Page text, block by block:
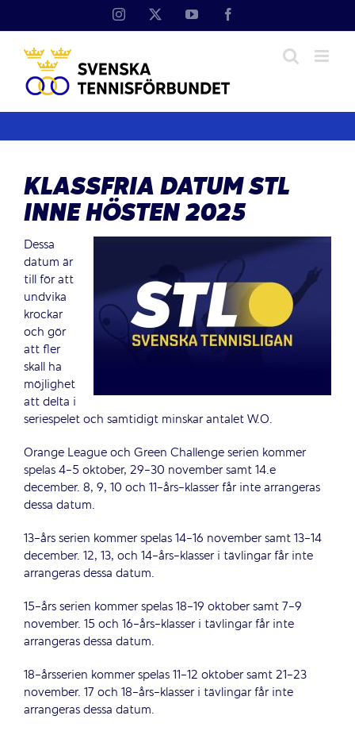
Instagram YouTube
KLASSFRIA DATUM STL
INNE HÖSTEN 2025
Dessa
datum är
till för att
undvika
krockar
och gör
att fler
skall ha
möjlighet
att delta i
seriespelet och samtidigt minskar antalet W.O.
Orange League och Green Challenge serien kommer
spelas 4-5 oktober, 29-30 november samt 14.e
december. 8, 9, 10 och 11-års-klasser får inte arrangeras
dessa datum.
13-års serien kommer spelas 14-16 november samt 13-14
december. 12, 13, och 14-års-klasser i tävlingar får inte
arrangeras dessa datum.
15-års serien kommer spelas 18-19 oktober samt 7-9
november. 15 och 16-års-klasser i tävlingar får inte
arrangeras dessa datum.
18-årsserien kommer spelas 11-12 oktober samt 21-23
november. 17 och 18-års-klasser i tävlingar får inte
arrangeras dessa datum.